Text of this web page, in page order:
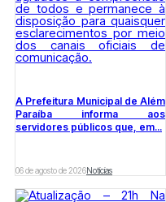
A Prefeitura Municipal de Além
Paraíba informa aos
servidores públicos que, em...
06 de agosto de 2026Notícias